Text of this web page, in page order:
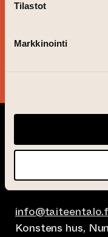
Tilastot
Markkinointi
FÖLJ VAD
JA TACK!
Konstens hus,